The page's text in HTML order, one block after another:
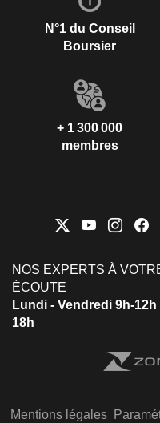
N°1 du Conseil
Boursier
+ 1 300 000
membres
NOS EXPERTS À
ÉCOUTE
Lundi - Vendredi 9h-12h
18h
Mentions légales